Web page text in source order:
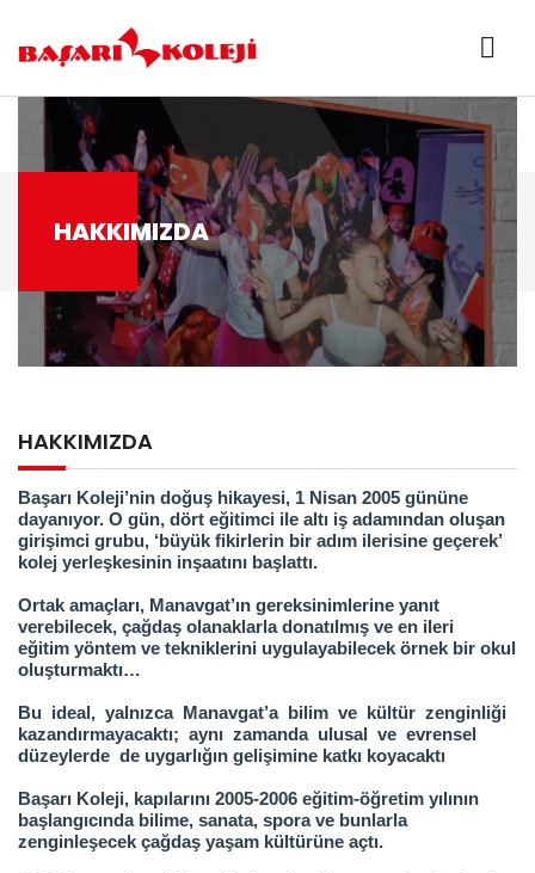
HAKKIMIZDA
HAKKIMIZDA
Başarı Koleji’nin doğuş hikayesi, 1 Nisan 2005 gününe
dayanıyor. O gün, dört eğitimci ile altı iş adamından oluşan
girişimci grubu, ‘büyük fikirlerin bir adım ilerisine geçerek’
kolej yerleşkesinin inşaatını başlattı.
Ortak amaçları, Manavgat’ın gereksinimlerine yanıt
verebilecek, çağdaş olanaklarla donatılmış ve en ileri
eğitim yöntem ve tekniklerini uygulayabilecek örnek bir okul
oluşturmaktı…
Bu ideal, yalnızca Manavgat’a bilim ve kültür zenginliği
kazandırmayacaktı; aynı zamanda ulusal ve evrensel
düzeylerde de uygarlığın gelişimine katkı koyacaktı
Başarı Koleji, kapılarını 2005-2006 eğitim-öğretim yılının
başlangıcında bilime, sanata, spora ve bunlarla
zenginleşecek çağdaş yaşam kültürüne açtı.